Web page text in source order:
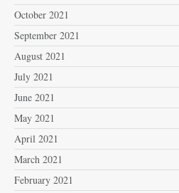
October 2021
September 2021
August 2021
July 2021
June 2021
May 2021
April 2021
March 2021
February 2021